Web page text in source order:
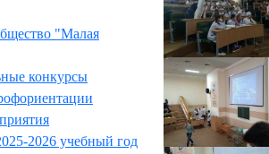
"Малая
конкурсы
2026 учебный год